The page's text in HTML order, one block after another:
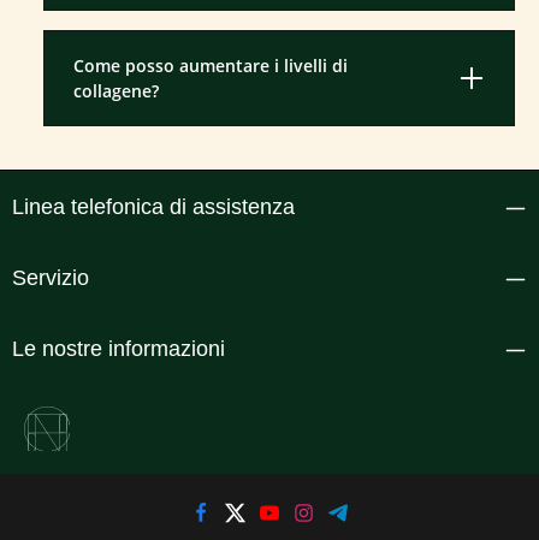
Come posso aumentare i livelli di
collagene?
Linea telefonica di assistenza
Servizio
Le nostre informazioni